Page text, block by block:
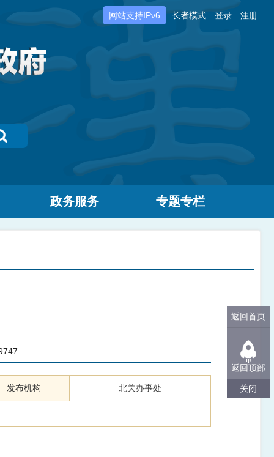
网站支持IPv6 长者模式 登录 注册
政务服务 专题专栏
发布机构 北关办事处
返回首页
返回顶部
关闭